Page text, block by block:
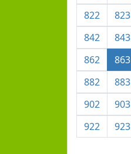
822
823
842
843
862
863
882
883
902
903
922
923